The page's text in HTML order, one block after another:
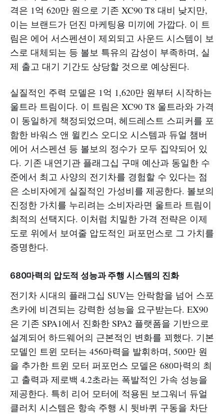
격은 1억 620만 원으로 기존 XC90 T8 대비 낮지만,
이는 브랜드가 던진 마케팅용 미끼에 가깝다. 이 트
림은 에어 서스펜션이 제외되고 사운드 시스템이 보
스로 대체되는 등 볼보 특유의 감성이 부족하며, 실
제 출고 대기 기간도 상당할 것으로 예상된다.
실질적인 주력 모델은 1억 1,620만 원부터 시작하는
울트라 트림이다. 이 트림은 XC90 T8 울트라와 가격
이 동일하게 책정되었으며, 헤드레스트 스피커를 포
함한 바워스 앤 윌킨스 오디오 시스템과 듀얼 챔버
에어 서스펜션 등 볼보의 정수가 모두 집약되어 있
다. 기존 내연기관 플래그십 구매 예산과 동일한 수
준에서 최고 사양의 전기차를 경험할 수 있다는 점
은 소비자에게 실질적인 가성비를 제공한다. 볼보의
진정한 가치를 누리려는 소비자라면 울트라 트림이
최적의 선택지다. 이처럼 치밀한 가격 전략은 이제
도로 위에서 보여줄 압도적인 퍼포먼스로 그 가치를
증명한다.
680마력의 압도적 성능과 주행 시스템의 진화
전기차 시대의 플래그십 SUV는 안락함을 넘어 스포
츠카에 비견되는 강력한 성능을 요구받는다. EX90
은 기존 SPA1에서 진화한 SPA2 플랫폼을 기반으로
설계되어 하드웨어의 근본적인 변화를 꾀했다. 기본
모델인 트윈 모터는 456마력을 발휘하며, 500만 원
을 추가한 트윈 모터 퍼포먼스 모델은 680마력의 최
고 출력과 제로백 4.2초라는 폭발적인 가속 성능을
제공한다. 특히 리어 모터에 적용된 보그워너 듀얼
클러치 시스템은 항속 주행 시 뒷바퀴 구동을 차단